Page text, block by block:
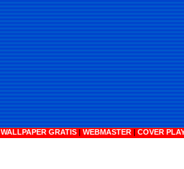
WALLPAPER GRATIS | WEBMASTER | COVER